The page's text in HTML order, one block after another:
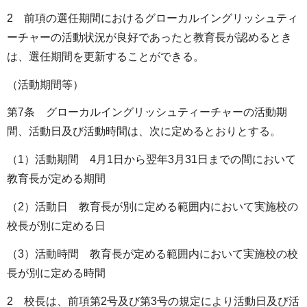
2 前項の選任期間におけるグローカルイングリッシュティ
ーチャーの活動状況が良好であったと教育長が認めるとき
は、選任期間を更新することができる。
（活動期間等）
第7条 グローカルイングリッシュティーチャーの活動期
間、活動日及び活動時間は、次に定めるとおりとする。
（1）活動期間 4月1日から翌年3月31日までの間において
教育長が定める期間
（2）活動日 教育長が別に定める範囲内において実施校の
校長が別に定める日
（3）活動時間 教育長が定める範囲内において実施校の校
長が別に定める時間
2 校長は、前項第2号及び第3号の規定により活動日及び活